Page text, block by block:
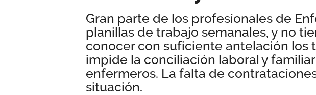
Gran parte de los profesionales de
planillas de trabajo semanales, y no
conocer con suficiente antelación los
impide la conciliación laboral y
enfermeros. La falta de
situación.